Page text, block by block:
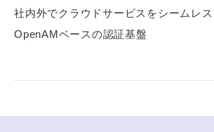
社内外でクラウドサービスをシームレ
OpenAMベースの認証基盤